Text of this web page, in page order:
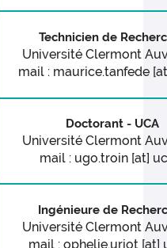
Technicien de
Université Clermont
mail : maurice.tanfede
Doctorant - UCA
Université Clermont
mail : ugo.troin [at]
Ingénieure de
Université Clermont
mail : ophelie.uriot [at]